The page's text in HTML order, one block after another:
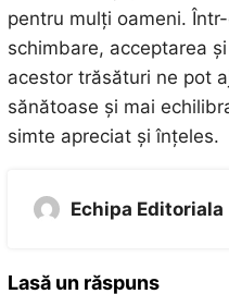
pentru mulți oameni.
schimbare, acceptarea
acestor trăsături ne pot
sănătoase și mai
simte apreciat și înțeles.
Echipa Editoriala
Lasă un răspuns